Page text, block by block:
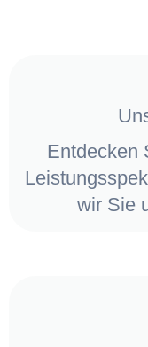
Entdecken
wir Sie